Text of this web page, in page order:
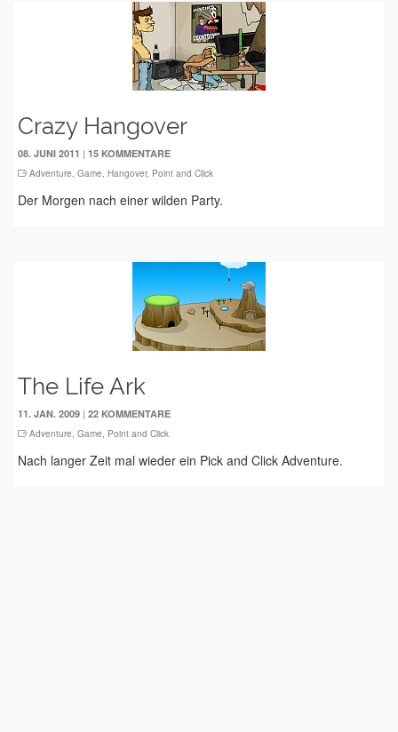
Crazy Hangover
08. JUNI 2011 | 15 KOMMENTARE
Adventure, Game, Hangover, Point and Click
Der Morgen nach einer wilden Party.
The Life Ark
11. JAN. 2009 | 22 KOMMENTARE
Adventure, Game, Point and Click
Nach langer Zeit mal wieder ein Pick and Click Adventure.